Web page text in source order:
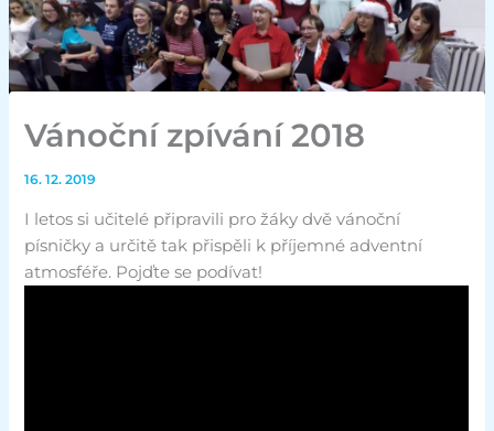
Vánoční zpívání 2018
16. 12. 2019
I letos si učitelé připravili pro žáky dvě vánoční
písničky a určitě tak přispěli k příjemné adventní
atmosféře. Pojďte se podívat!